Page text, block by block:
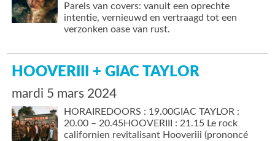
Parels van covers: vanuit een oprechte
intentie, vernieuwd en vertraagd tot een
verzonken oase van rust.
HOOVERIII + GIAC TAYLOR
mardi 5 mars 2024
HORAIREDOORS : 19.00GIAC TAYLOR :
20.00 – 20.45HOOVERIII : 21.15 Le rock
californien revitalisant Hooveriii (prononcé